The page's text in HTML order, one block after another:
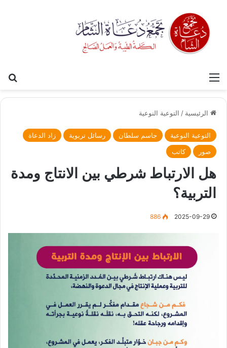
القائمة
الرئيسية / التوعية النوعية
التوعية النوعية جاسم سلطان رسائل تربوية
زاد الدعاة
صور
كاتب
هل الارتباط شرطي بين الانتاج ومدة
التربية؟
2025-09-29
886